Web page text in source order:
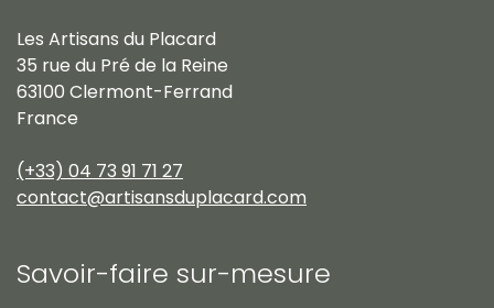
Les Artisans du Placard
35 rue du Pré de la Reine
63100 Clermont-Ferrand
France
(+33) 04 73 91 71 27
contact@artisansduplacard.com
Savoir-faire sur-mesure